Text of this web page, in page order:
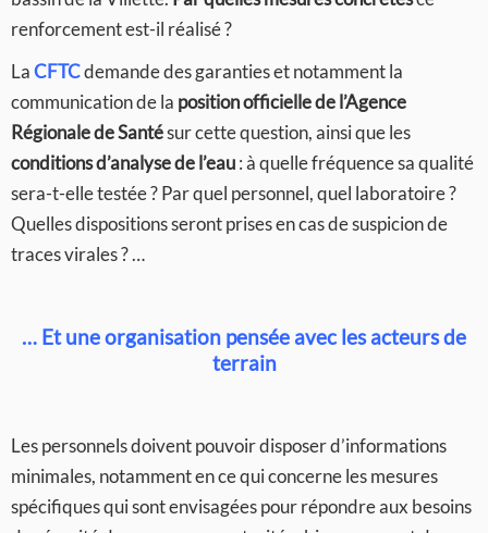
renforcement est-il réalisé ?
LaCFTCdemande des garanties et notamment la
communication de la position officielle de l’Agence
Régionale de Santésur cette question, ainsi que les
conditions d’analyse de l’eau: à quelle fréquence sa qualité
sera-t-elle testée ? Par quel personnel, quel laboratoire ?
Quelles dispositions seront prises en cas de suspicion de
traces virales ? …
… Et une organisation pensée avec les acteurs de
terrain
Les personnels doivent pouvoir disposer d’informations
minimales, notamment en ce qui concerne les mesures
spécifiques qui sont envisagées pour répondre aux besoins